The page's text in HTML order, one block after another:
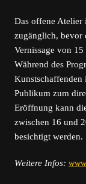
Das offene Atelier
zugänglich, bevor
Vernissage von
Während des
Kunstschaffenden
Publikum zum
Eröffnung kann
zwischen 16 und
besichtigt werden.
Weitere Infos: